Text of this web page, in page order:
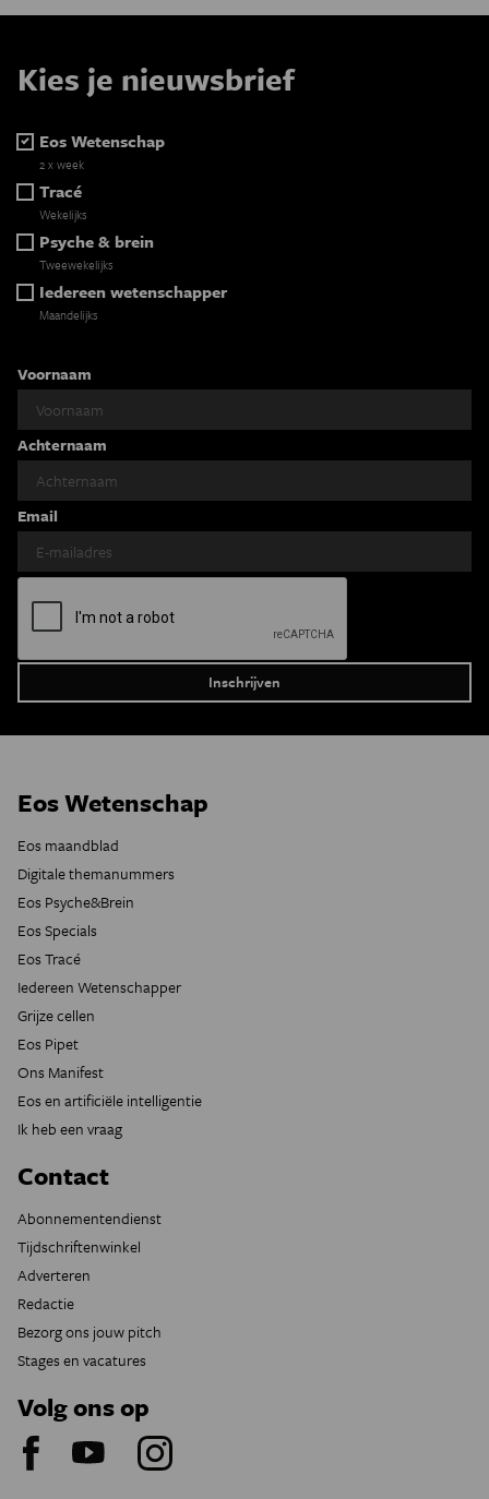
Kies je nieuwsbrief
Eos Wetenschap
2 x week
Tracé
Wekelijks
Psyche & brein
Tweewekelijks
Iedereen wetenschapper
Maandelijks
Voornaam
Achternaam
Email
Eos Wetenschap
Eos maandblad
Digitale themanummers
Eos Psyche&Brein
Eos Specials
Eos Tracé
Iedereen Wetenschapper
Grijze cellen
Eos Pipet
Ons Manifest
Eos en artificiële intelligentie
Ik heb een vraag
Contact
Abonnementendienst
Tijdschriftenwinkel
Adverteren
Redactie
Bezorg ons jouw pitch
Stages en vacatures
Volg ons op